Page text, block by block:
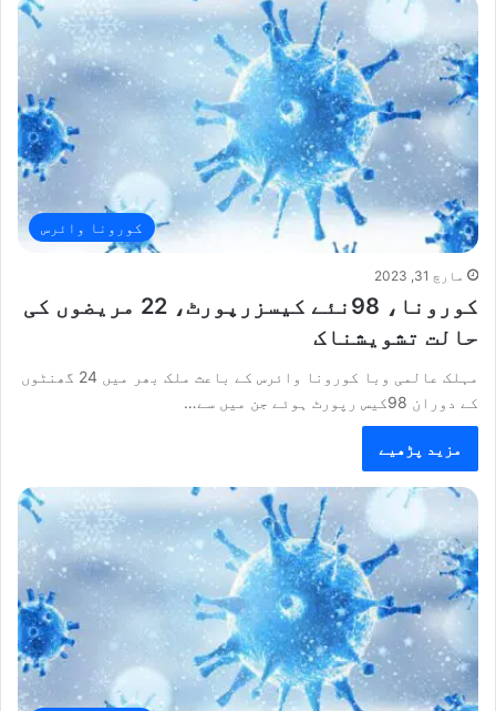
کورونا وائرس
مارچ 31, 2023
کورونا، 98نئے کیسزرپورٹ، 22 مریضوں کی
حالت تشویشناک
مہلک عالمی وبا کورونا وائرس کے باعث ملک بھر میں 24 گھنٹوں
کے دوران 98کیس رپورٹ ہوئے جن میں سے…
مزید پڑھیے